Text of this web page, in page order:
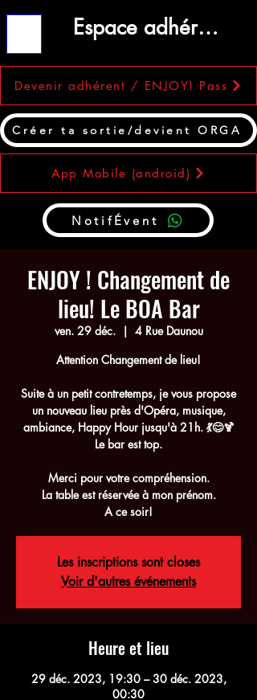
Devenir adhérent / ENJOY! Pass
Créer ta sortie/devient ORGA
Espace adhérent
NotifÉvent
App Mobile (android)
ENJOY ! Changement de
lieu! Le BOA Bar
ven. 29 déc.
  |
4 Rue Daunou
Attention Changement de lieu!
Suite à un petit contretemps, je vous propose
un nouveau lieu près d'Opéra, musique,
ambiance, Happy Hour jusqu'à 21h. 💃😊🍹
Le bar est top.
Merci pour votre compréhension.
La table est réservée à mon prénom.
A ce soir!
Les inscriptions sont closes
Voir d'autres événements
Heure et lieu
29 déc. 2023, 19:30 – 30 déc. 2023,
00:30